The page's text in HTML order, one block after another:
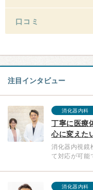
口コミ
注目インタビュー
消化器内科
丁寧に医療
心に変えた
消化器内視鏡
て対応が可能
消化器内科